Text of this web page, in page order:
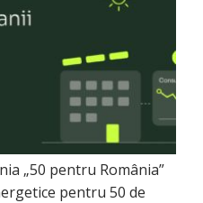
„50 pentru România”
pentru 50 de